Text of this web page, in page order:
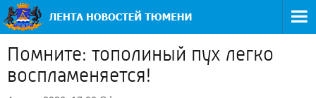
Помните: тополиный пух легко
воспламеняется!